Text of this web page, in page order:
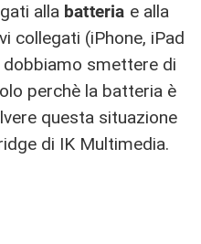
alla batteria e alla
collegati (iPhone, iPad
dobbiamo smettere di
perchè la batteria è
questa situazione
di IK Multimedia.